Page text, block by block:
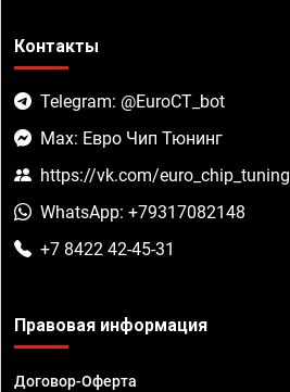
Контакты
Telegram: @EuroCT_bot
Max: Евро Чип Тюнинг
https://vk.com/euro_chip_tuning
WhatsApp: +79317082148
+7 8422 42-45-31
Правовая информация
Договор-Оферта